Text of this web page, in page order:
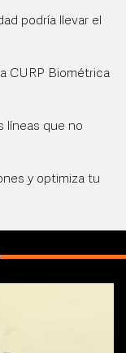
podría llevar el
CURP Biométrica
líneas que no
y optimiza tu